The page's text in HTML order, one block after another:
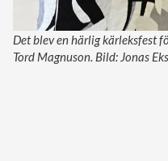
Det blev en härlig kärleksfest
Tord Magnuson. Bild: Jonas